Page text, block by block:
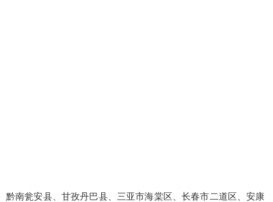
黔南瓮安县、甘孜丹巴县、三亚市海棠区、长春市二道区、安康